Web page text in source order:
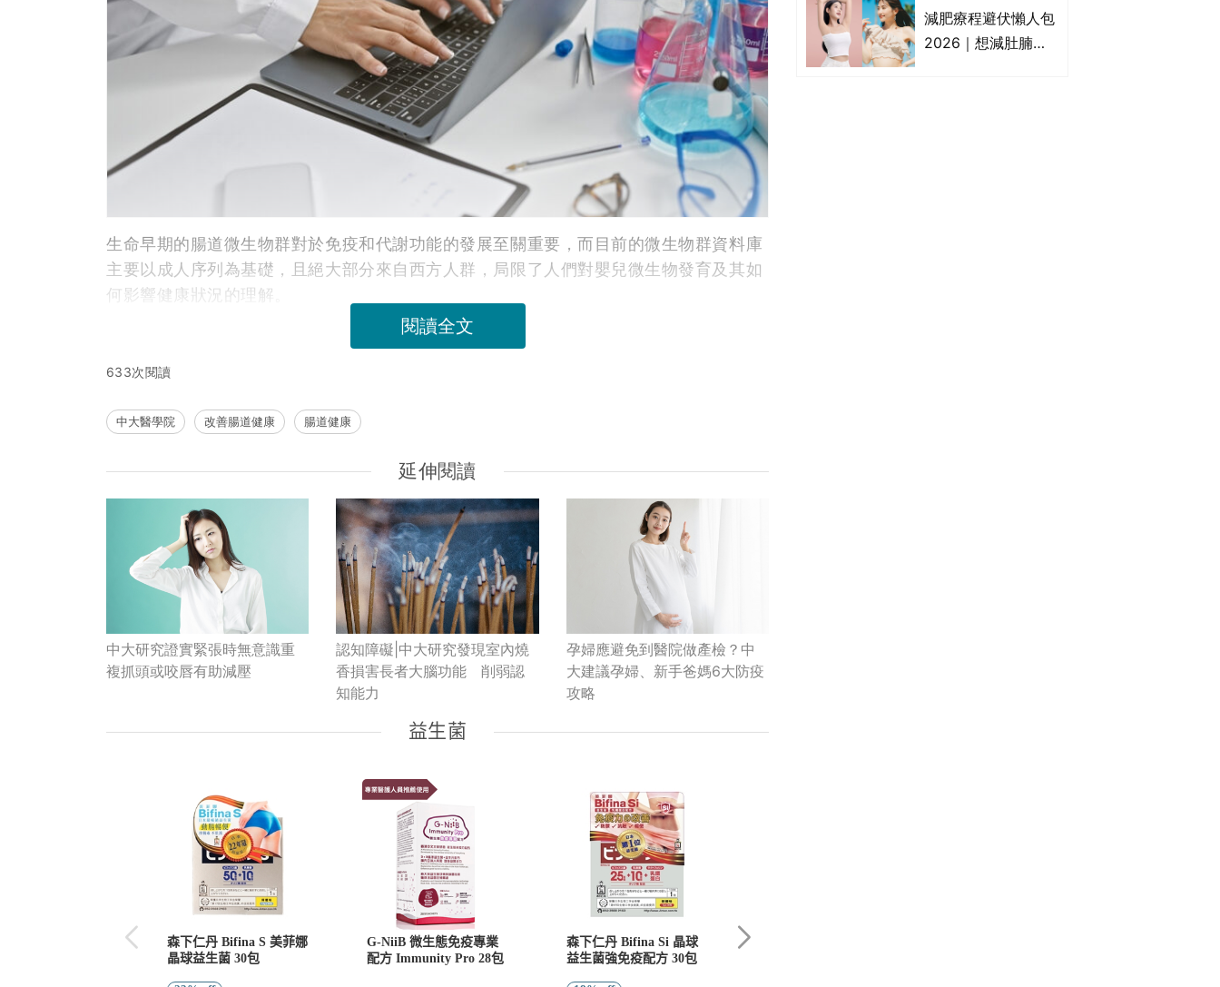
生命早期的腸道微生物群對於免疫和代謝功能的發展至關重要，而目前的微生物群資料庫
主要以成人序列為基礎，且絕大部分來自西方人群，局限了人們對嬰兒微生物發育及其如
何影響健康狀況的理解。
閱讀全文
633次閱讀
中大醫學院 改善腸道健康 腸道健康
延伸閱讀
中大研究證實緊張時無意識重
複抓頭或咬唇有助減壓
認知障礙|中大研究發現室內燒
香損害長者大腦功能 削弱認
知能力
孕婦應避免到醫院做產檢？中
大建議孕婦、新手爸媽6大防疫
攻略
獲總評4.5星以上
The Ordinary、
減肥療程避伏懶人包
2026｜想減肚腩但